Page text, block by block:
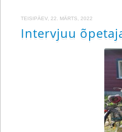
TEISIPÄEV, 22. MÄRTS, 2022
Intervjuu